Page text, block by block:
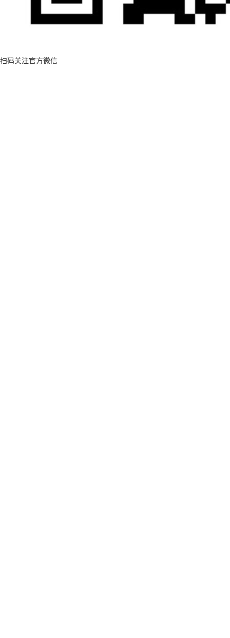
扫码关注官方微信